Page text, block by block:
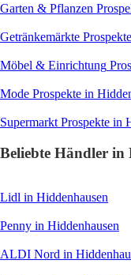
Garten & Pflanzen
Getränkemärkte
Möbel & Einrichtung
Mode Prospekte in
Supermarkt Prospekte in
Beliebte Händler in
Lidl in Hiddenhausen
Penny in Hiddenhausen
ALDI Nord in